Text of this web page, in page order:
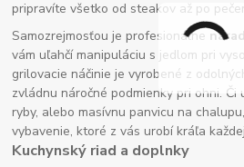
pripravíte všetko od steakov až po
Samozrejmosťou je profesionálne
vám uľahčí manipuláciu s jedlom pri
grilovacie náčinie je vyrobené z
zvládnu náročné podmienky pri ohni.
ryby, alebo masívnu panvicu na
vybavenie, ktoré z vás urobí kráľa
Kuchynský riad a doplnky